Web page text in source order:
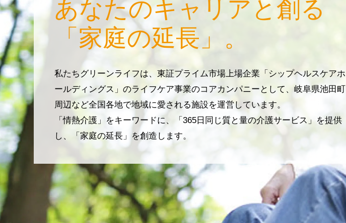
あなたのキャリアと創る
「家庭の延長」。
私たちグリーンライフは、東証プライム市場上場企業「シップヘルスケアホ
ールディングス」のライフケア事業のコアカンパニーとして、岐阜県池田町
周辺など全国各地で地域に愛される施設を運営しています。
「情熱介護」をキーワードに、「365日同じ質と量の介護サービス」を提供
し、「家庭の延長」を創造します。